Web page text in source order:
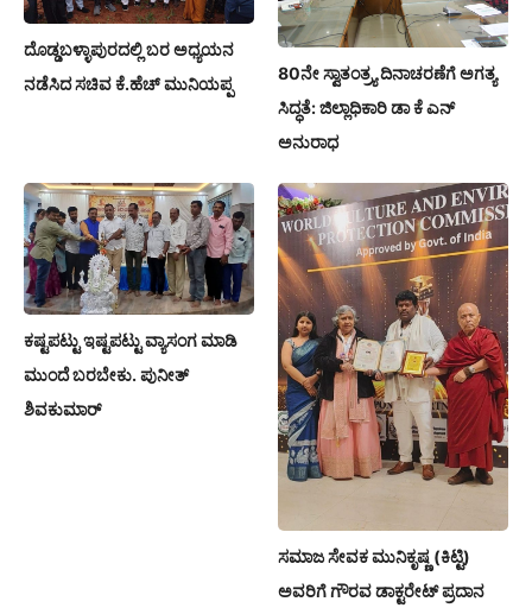
ದೊಡ್ಡಬಳ್ಳಾಪುರದಲ್ಲಿ ಬರ ಅಧ್ಯಯನ
ನಡೆಸಿದ ಸಚಿವ ಕೆ.ಹೆಚ್ ಮುನಿಯಪ್ಪ
80ನೇ ಸ್ವಾತಂತ್ರ್ಯ ದಿನಾಚರಣೆಗೆ ಅಗತ್ಯ
ಸಿದ್ಧತೆ: ಜಿಲ್ಲಾಧಿಕಾರಿ ಡಾ ಕೆ ಎನ್
ಅನುರಾಧ
ಕಷ್ಟಪಟ್ಟು ಇಷ್ಟಪಟ್ಟು ವ್ಯಾಸಂಗ ಮಾಡಿ
ಮುಂದೆ ಬರಬೇಕು. ಪುನೀತ್
ಶಿವಕುಮಾರ್
ಸಮಾಜ ಸೇವಕ ಮುನಿಕೃಷ್ಣ (ಕಿಟ್ಟಿ)
ಅವರಿಗೆ ಗೌರವ ಡಾಕ್ಟರೇಟ್ ಪ್ರದಾನ